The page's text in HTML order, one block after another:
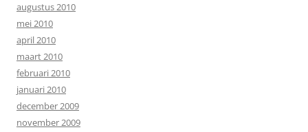
augustus 2010
mei 2010
april 2010
maart 2010
februari 2010
januari 2010
december 2009
november 2009